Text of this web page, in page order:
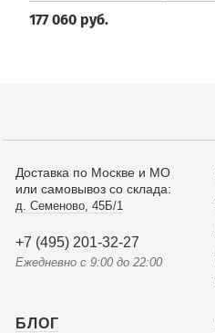
177 060 руб.
Доставка по Москве и МО
или самовывоз со склада:
д. Семеново, 45Б/1
+7 (495) 201-32-27
Ежедневно с 9:00 до 22:00
БЛОГ